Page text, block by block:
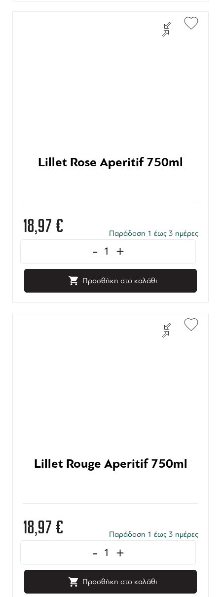
Lillet Rose Aperitif 750ml
18,97 € Παράδοση 1 έως 3 ημέρες
- +
Προσθήκη στο καλάθι
Lillet Rouge Aperitif 750ml
18,97 € Παράδοση 1 έως 3 ημέρες
- +
Προσθήκη στο καλάθι